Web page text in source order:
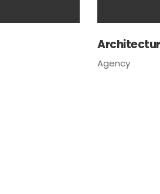
Agency